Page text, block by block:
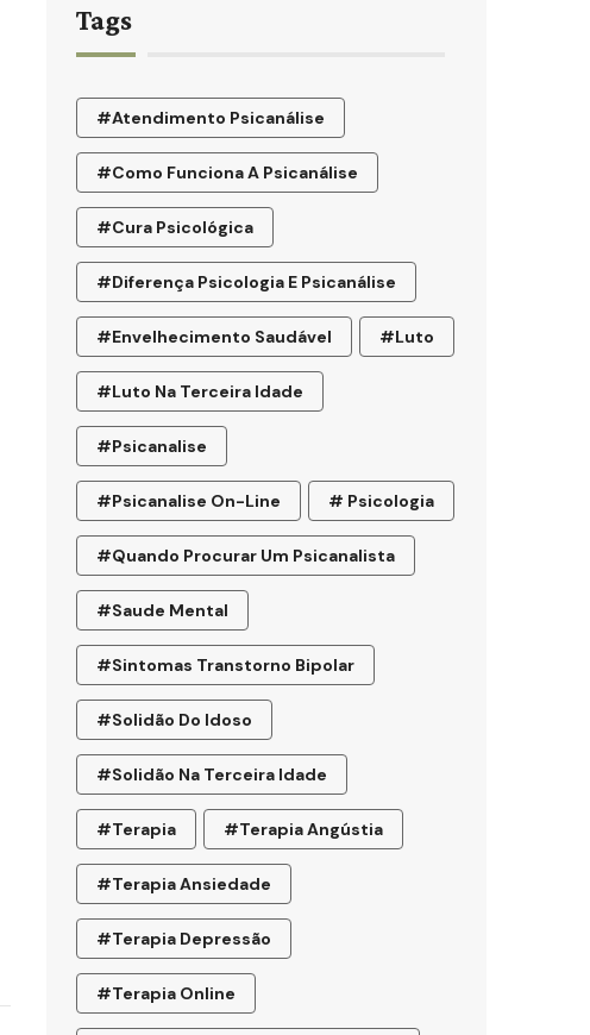
Tags
#atendimento Psicanálise
#como Funciona A Psicanálise
#cura Psicológica
#diferença Psicologia E Psicanálise
#envelhecimento Saudável #luto
#luto Na Terceira Idade
#psicanalise
#psicanalise On-Line # Psicologia
#quando Procurar Um Psicanalista
#saude Mental
#sintomas Transtorno Bipolar
#solidão Do Idoso
#Solidão Na Terceira Idade
#terapia #terapia Angústia
#terapia Ansiedade
#terapia Depressão
#terapia Online